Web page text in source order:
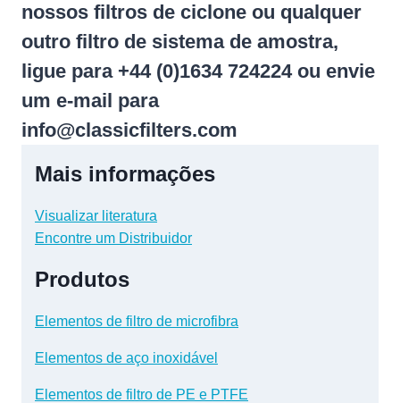
nossos filtros de ciclone ou qualquer
outro filtro de sistema de amostra,
ligue para +44 (0)1634 724224 ou envie
um e-mail para
info@classicfilters.com
Mais informações
Visualizar literatura
Encontre um Distribuidor
Produtos
Elementos de filtro de microfibra
Elementos de aço inoxidável
Elementos de filtro de PE e PTFE